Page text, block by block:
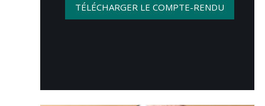
TÉLÉCHARGER LE COMPTE-RENDU